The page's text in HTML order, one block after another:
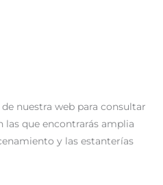
nuestra web para consultar
las que encontrarás amplia
y las estanterías